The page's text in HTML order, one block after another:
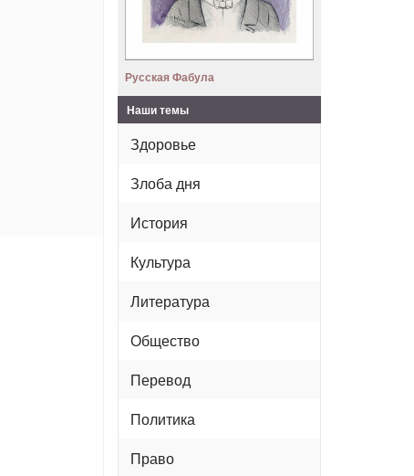
Русская Фабула
Наши темы
Здоровье
Злоба дня
История
Культура
Литература
Общество
Перевод
Политика
Право